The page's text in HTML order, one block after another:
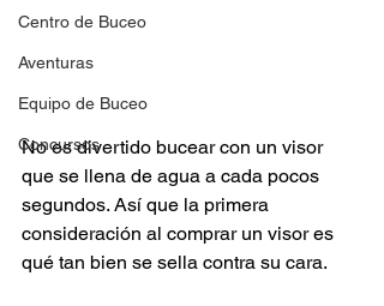
Centro de Buceo
Aventuras
Equipo de Buceo
Concursos
No es divertido bucear con un visor
que se llena de agua a cada pocos
segundos. Así que la primera
consideración al comprar un visor es
qué tan bien se sella contra su cara.